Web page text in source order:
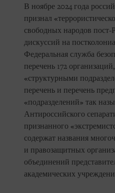
В ноябре 2024 года
признал
свободных народов
дискуссий на
Федеральная служба
перечень 172
«структурными
перечень и перечень
«подразделений» так
Антироссийского
признанного
содержат названия
и правозащитных
объединений
академических